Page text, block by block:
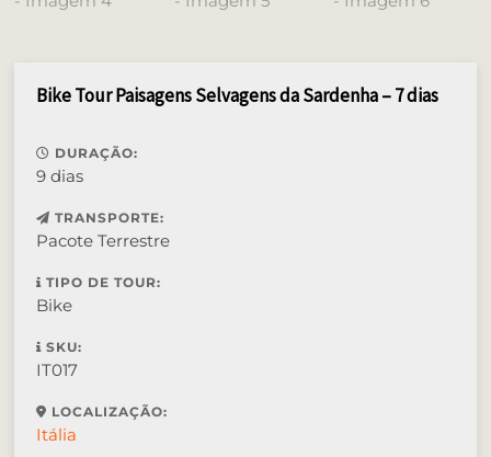
Bike Tour Paisagens Selvagens da Sardenha – 7 dias
DURAÇÃO:
9 dias
TRANSPORTE:
Pacote Terrestre
TIPO DE TOUR:
Bike
SKU:
IT017
LOCALIZAÇÃO:
Itália